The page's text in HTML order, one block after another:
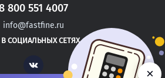
САНКТ-ПЕТЕРБУРГ
АКБУЛАК
НОВОТРОИЦК
800 551 4007
info@fastfine.ru
СОЦИАЛЬНЫХ СЕТЯХ
Vk ×